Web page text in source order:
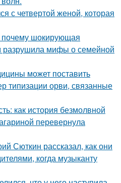
с четвертой женой, которая
шокирующая
разрушила мифы о семейной
может поставить
типизации орви, связанные
как история безмолвной
перевернула
Сюткин рассказал, как они
когда музыканту